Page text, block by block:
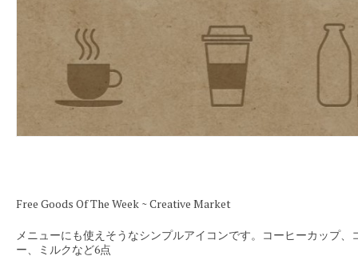
Free Goods Of The Week ~ Creative Market
メニューにも使えそうなシンプルアイコンです。コーヒーカップ、
ー、ミルクなど6点